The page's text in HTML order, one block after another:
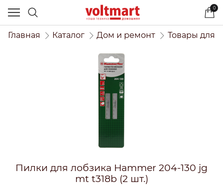
0
Главная Каталог Дом и ремонт Товары для
Пилки для лобзика Hammer 204-130 jg
mt t318b (2 шт.)